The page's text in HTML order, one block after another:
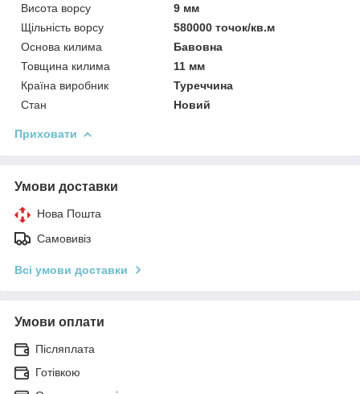
Висота ворсу
9 мм
Щільність ворсу
580000 точок/кв.м
Основа килима
Бавовна
Товщина килима
11 мм
Країна виробник
Туреччина
Стан
Новий
Приховати
Умови доставки
Нова Пошта
Самовивіз
Всі умови доставки
Умови оплати
Післяплата
Готівкою